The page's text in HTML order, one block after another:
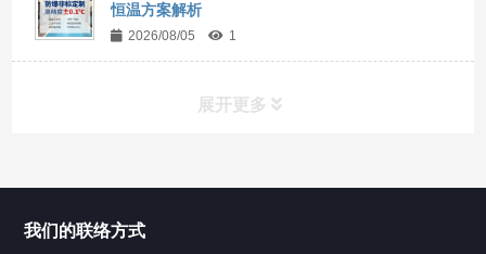
恒温方案解析
2026/08/05 1
展开更多
我们的联络方式